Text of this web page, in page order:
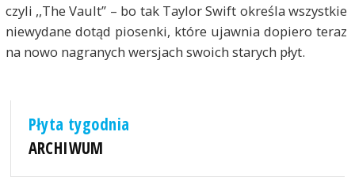
czyli ,,The Vault” – bo tak Taylor Swift określa wszystkie
niewydane dotąd piosenki, które ujawnia dopiero teraz
na nowo nagranych wersjach swoich starych płyt.
Płyta tygodnia
ARCHIWUM